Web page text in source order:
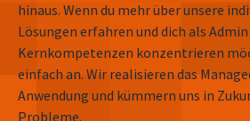
hinaus. Wenn du mehr über unsere
Lösungen erfahren und dich als
Kernkompetenzen konzentrieren
einfach an. Wir realisieren das
Anwendung und kümmern uns in
Probleme.